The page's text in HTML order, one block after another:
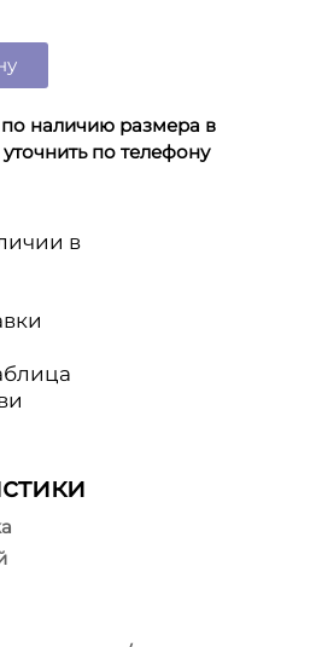
наличию размера в
по телефону
в